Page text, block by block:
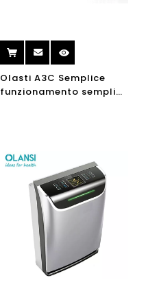
Olasti A3C Semplice
funzionamento semplice